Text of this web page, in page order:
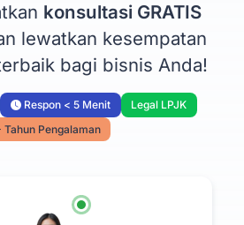
konsultasi GRATIS
lewatkan kesempatan
bagi bisnis Anda!
Respon < 5 Menit
Legal LPJK
Tahun Pengalaman